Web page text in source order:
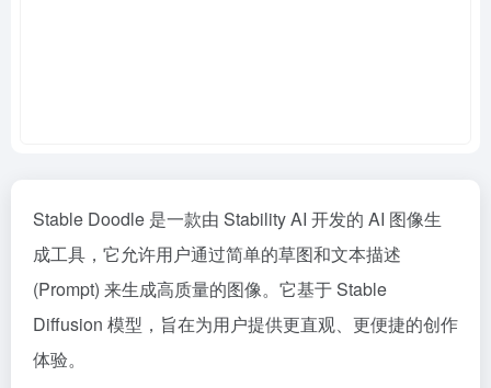
Stable Doodle 是一款由 Stability AI 开发的 AI 图像生
成工具，它允许用户通过简单的草图和文本描述
(Prompt) 来生成高质量的图像。它基于 Stable
Diffusion 模型，旨在为用户提供更直观、更便捷的创作
体验。